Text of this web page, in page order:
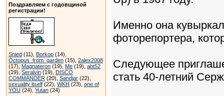
Поздравляем с годовщиной
регистрации!
Snied (11), Borkop (14),
Octopus_from_garden (15), 2alex2008
(17), Magnateron (19), Me (19), abt52
(19), Seralvin (19), DISCO
COMMANDER (20), Sandjar (22),
sexuality itself (22), WKH (23), one of
YOU (24), Yutan (24)
Именно она
фоторепортера,
Следующее
стать 40-летний